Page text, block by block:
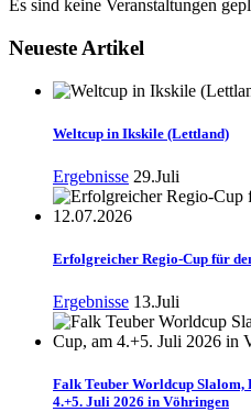
Es sind keine Veranstaltungen
Neueste Artikel
Weltcup in Ikskile (Lettland)
Ergebnisse 29.Juli
Erfolgreicher Regio-Cup für
Ergebnisse 13.Juli
Falk Teuber Worldcup Slalom,
4.+5. Juli 2026 in Vöhringen